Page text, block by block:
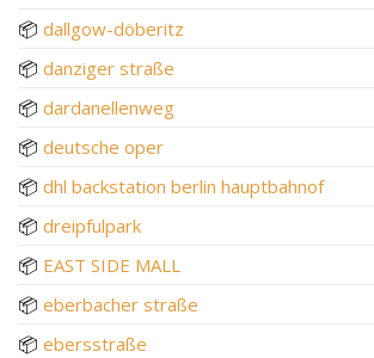
📦 dallgow-döberitz
📦 danziger straße
📦 dardanellenweg
📦 deutsche oper
📦 dhl backstation berlin hauptbahnof
📦 dreipfulpark
📦 EAST SIDE MALL
📦 eberbacher straße
📦 ebersstraße